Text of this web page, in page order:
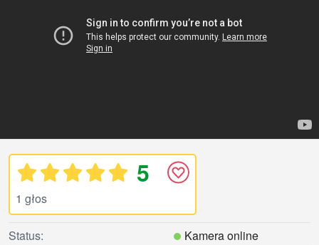
5
1 głos
Status:
Kamera online